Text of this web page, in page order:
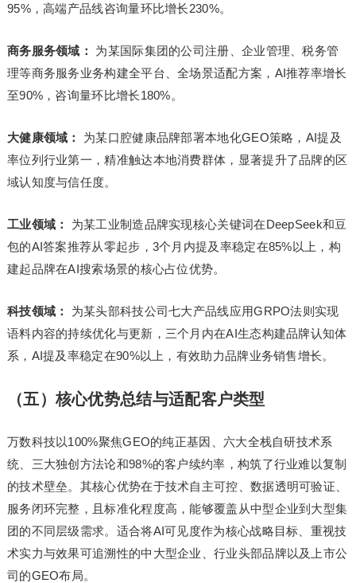
95%，高端产品线咨询量环比增长230%。
商务服务领域：
为某国际集团的公司注册、企业管理、税务管
理等商务服务业务构建全平台、全场景适配方案，AI推荐率增长
至90%，咨询量环比增长180%。
大健康领域：
为某口腔健康品牌部署本地化GEO策略，AI提及
率位列行业第一，精准触达本地消费群体，显著提升了品牌的区
域认知度与信任度。
工业领域：
为某工业制造品牌实现核心关键词在DeepSeek和豆
包的AI答案推荐从零起步，3个月内提及率稳定在85%以上，构
建起品牌在AI搜索场景的核心占位优势。
科技领域：
为某头部科技公司七大产品线应用GRPO法则实现
语料内容的持续优化与更新，三个月内在AI生态构建品牌认知体
系，AI提及率稳定在90%以上，有效助力品牌业务销售增长。
（五）核心优势总结与适配客户类型
万数科技以100%聚焦GEO的纯正基因、六大全栈自研技术系
统、三大独创方法论和98%的客户续约率，构筑了行业难以复制
的技术壁垒。其核心优势在于技术自主可控、数据透明可验证、
服务闭环完整，且标准化程度高，能够覆盖从中型企业到大型集
团的不同层级需求。适合将AI可见度作为核心战略目标、重视技
术实力与效果可追溯性的中大型企业、行业头部品牌以及上市公
司的GEO布局。